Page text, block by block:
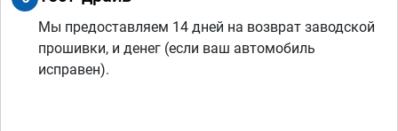
Мы предоставляем 14 дней на возврат заводской
прошивки, и денег (если ваш автомобиль
исправен).